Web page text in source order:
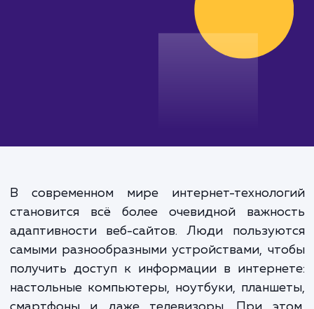
от 30 000 руб.
В современном мире интернет-
становится всё более очевидной
адаптивности веб-сайтов. Люди